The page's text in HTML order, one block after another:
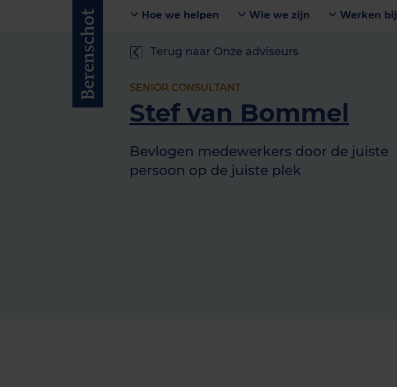
Hoe we helpen Wie we zijn Werken bij
Terug naar Onze adviseurs
SENIOR CONSULTANT
Stef van Bommel
Bevlogen medewerkers door de juiste
persoon op de juiste plek